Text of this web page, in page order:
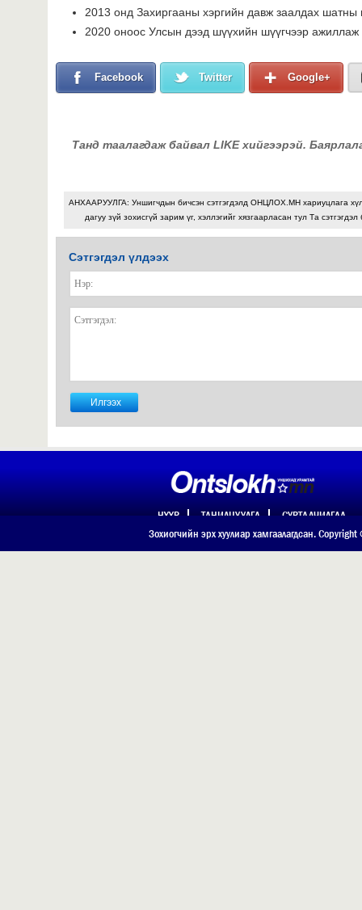
2013 онд Захиргааны хэргийн давж заалдах шатны
2020 оноос Улсын дээд шүүхийн шүүгчээр
Facebook Twitter Google+
Танд таалагдаж байвал LIKE хийгээрэй.
АНХААРУУЛГА: Уншигчдын бичсэн сэтгэгдэлд ОНЦЛОХ.МН хариуцлага
дагуу зүй зохисгүй зарим үг, хэллэгийг хязгаарласан тул Та
Сэтгэгдэл үлдээх
НҮҮР ТАНИЛЦУУЛГА СУРТАЛЧИЛГАА
ХОЛБОО БАРИХ
Зохиогчийн эрх хуулиар хамгаалагдсан.